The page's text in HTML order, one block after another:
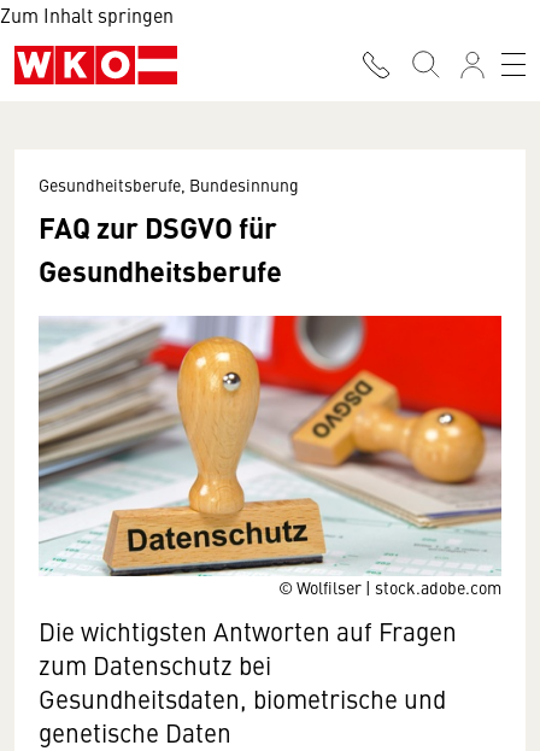
Zum Inhalt springen
© Wolfilser | stock.adobe.com
Gesundheitsberufe, Bundesinnung
FAQ zur DSGVO für
Gesundheitsberufe
Die wichtigsten Antworten auf Fragen
zum Datenschutz bei
Gesundheitsdaten, biometrische und
genetische Daten